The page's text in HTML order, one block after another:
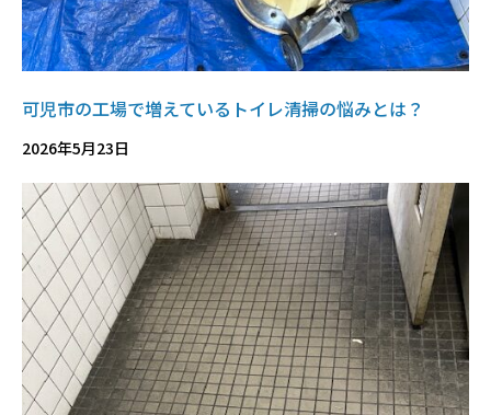
可児市の工場で増えているトイレ清掃の悩みとは？
2026年5月23日